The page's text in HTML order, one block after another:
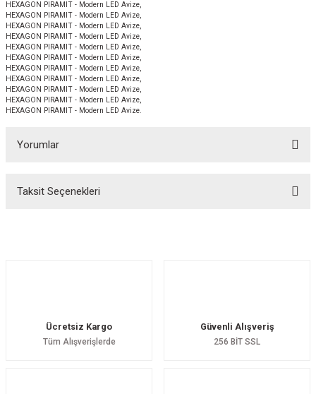
HEXAGON PIRAMIT - Modern LED Avize,
HEXAGON PIRAMIT - Modern LED Avize,
HEXAGON PIRAMIT - Modern LED Avize,
HEXAGON PIRAMIT - Modern LED Avize,
HEXAGON PIRAMIT - Modern LED Avize,
HEXAGON PIRAMIT - Modern LED Avize,
HEXAGON PIRAMIT - Modern LED Avize,
HEXAGON PIRAMIT - Modern LED Avize,
HEXAGON PIRAMIT - Modern LED Avize,
HEXAGON PIRAMIT - Modern LED Avize,
HEXAGON PIRAMIT - Modern LED Avize.
Yorumlar
Taksit Seçenekleri
Ücretsiz Kargo
Tüm Alışverişlerde
Güvenli Alışveriş
256 BİT SSL